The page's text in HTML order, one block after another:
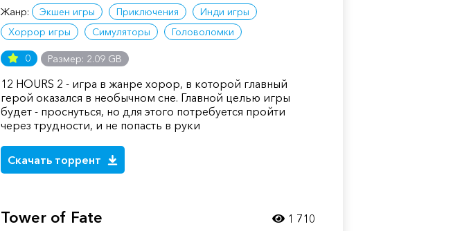
Жанр: Экшен игры Приключения
Инди игры
Хоррор игры
Симуляторы Головоломки
0 Размер: 2.09 GB
12 HOURS 2 - игра в жанре хорор, в которой главный
герой оказался в необычном сне. Главной целью игры
будет - проснуться, но для этого потребуется пройти
через трудности, и не попасть в руки
Скачать торрент
Tower of Fate 1 710